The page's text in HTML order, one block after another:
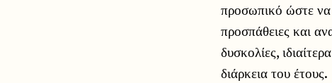
προσωπικό ώστε να
προσπάθειες και
δυσκολίες,
διάρκεια του έτους.